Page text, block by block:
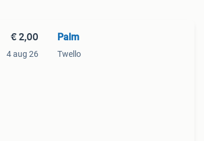
€ 2,00
4 aug 26
Palm
Twello